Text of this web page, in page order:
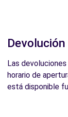
Las
horario de
está disponible